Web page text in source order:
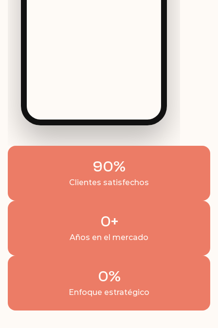
90%
Clientes satisfechos
0+
Años en el mercado
0%
Enfoque estratégico